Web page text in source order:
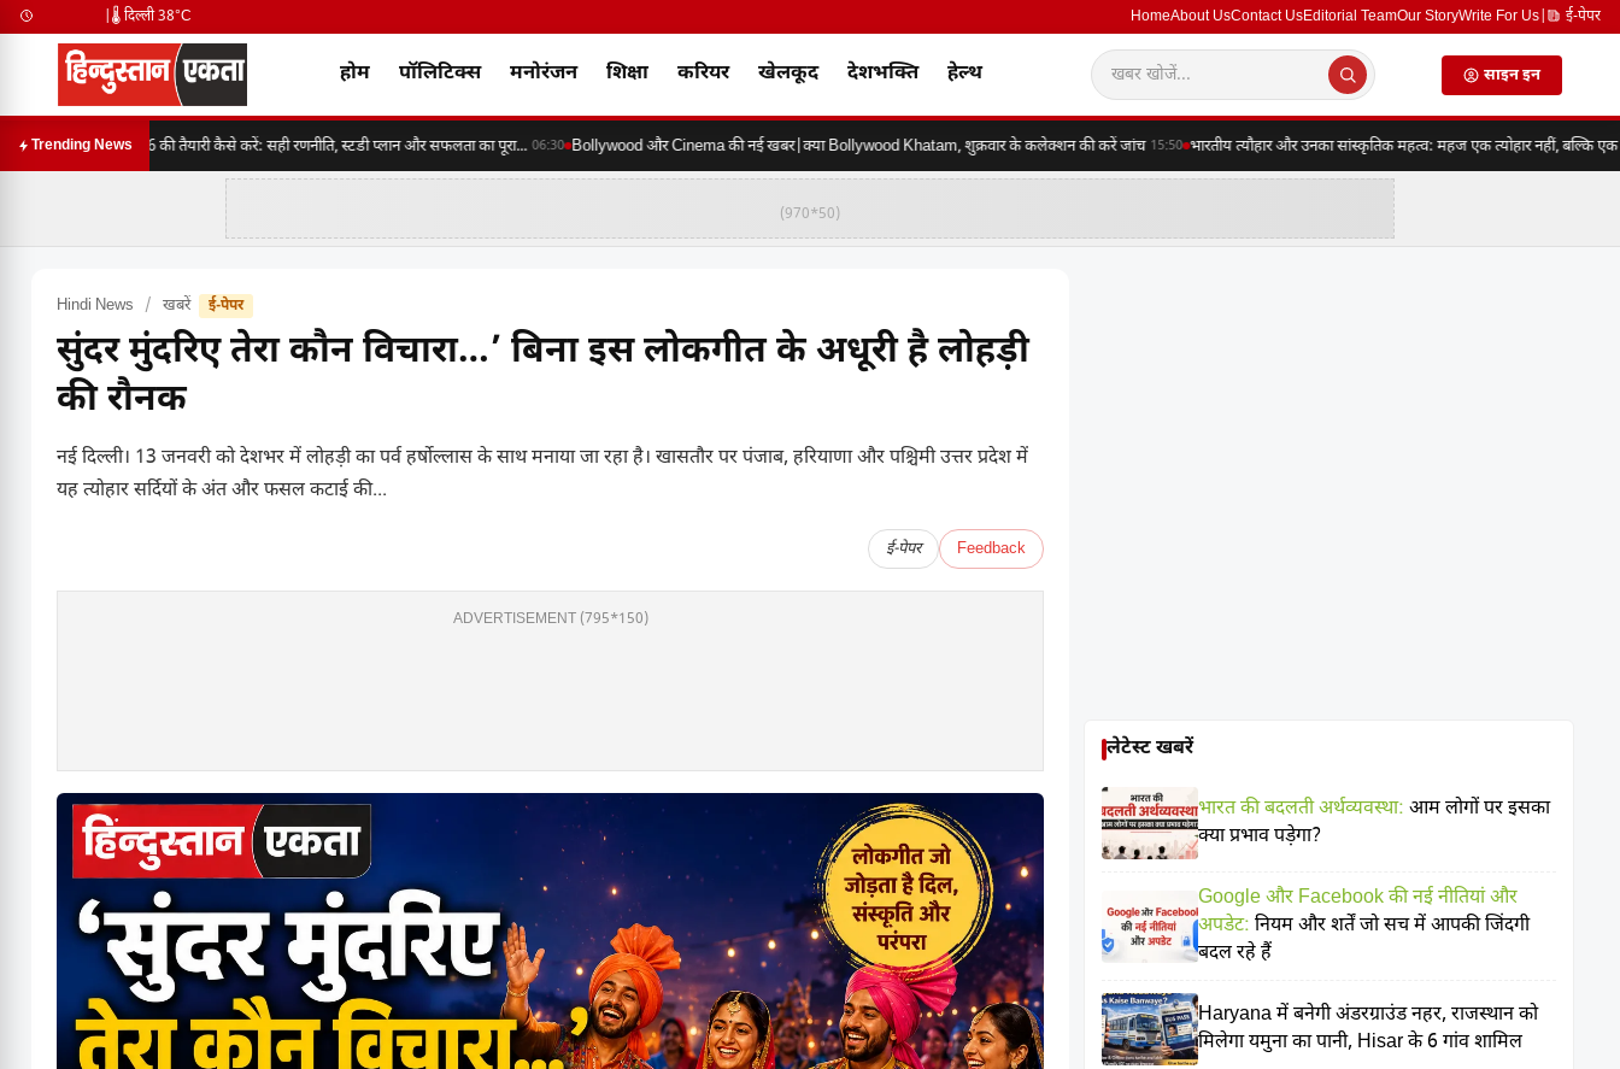
🌡️ दिल्ली 38°C HomeAbout UsContact UsEditorial TeamOur StoryWrite For Us ई-पेपर
होम पॉलिटिक्स मनोरंजन शिक्षा करियर खेलकूद देशभक्ति हेल्थ साइन इन
Trending News
SSC CGL 2026 की तैयारी कैसे करें: सही रणनीति, स्टडी प्लान और सफलता का पूरा... 06:30 Bollywood और Cinema की नई खबर|क्या Bollywood Khatam, शुक्रवार के कलेक्शन की करें जांच 15:50 भारतीय त्यौहार और उनका सांस्कृतिक महत्व: महज एक त्योहार नहीं, बल्कि एक
(970*50)
Hindi News / खबरें ई-पेपर
सुंदर मुंदरिए तेरा कौन विचारा…’ बिना इस लोकगीत के अधूरी है लोहड़ी
की रौनक
नई दिल्ली। 13 जनवरी को देशभर में लोहड़ी का पर्व हर्षोल्लास के साथ मनाया जा रहा है। खासतौर पर पंजाब, हरियाणा और पश्चिमी उत्तर प्रदेश में
यह त्योहार सर्दियों के अंत और फसल कटाई की...
ई-पेपर Feedback
ADVERTISEMENT (795*150)
लेटेस्ट खबरें
भारत की बदलती अर्थव्यवस्था: आम लोगों पर इसका
क्या प्रभाव पड़ेगा?
Google और Facebook की नई नीतियां और
अपडेट: नियम और शर्तें जो सच में आपकी जिंदगी
बदल रहे हैं
Haryana में बनेगी अंडरग्राउंड नहर, राजस्थान को
मिलेगा यमुना का पानी, Hisar के 6 गांव शामिल